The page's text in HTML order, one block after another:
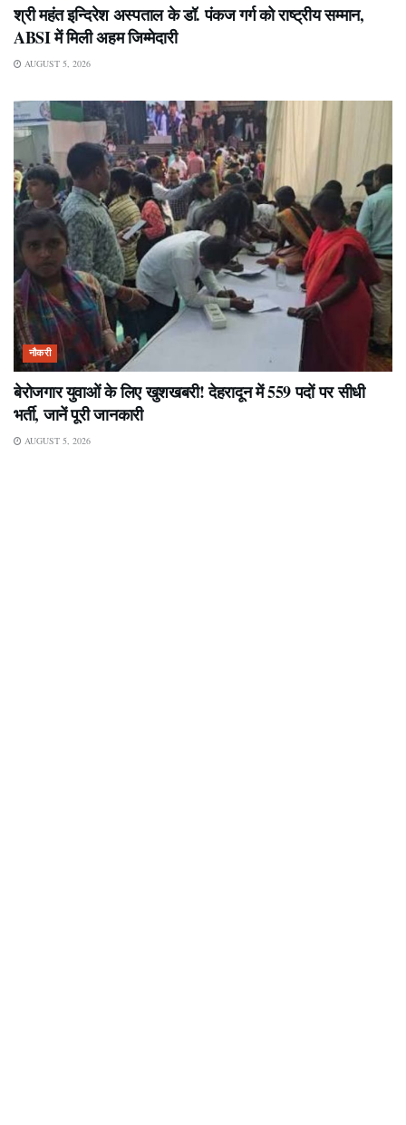
श्री महंत इन्दिरेश अस्पताल के डॉ. पंकज गर्ग को राष्ट्रीय सम्मान,
ABSI में मिली अहम जिम्मेदारी
AUGUST 5, 2026
नौकरी
बेरोजगार युवाओं के लिए खुशखबरी! देहरादून में 559 पदों पर सीधी
भर्ती, जानें पूरी जानकारी
AUGUST 5, 2026